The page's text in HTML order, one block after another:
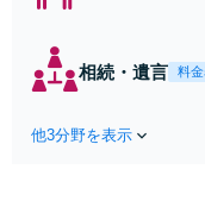
相続・遺言 料
他3分野を表示